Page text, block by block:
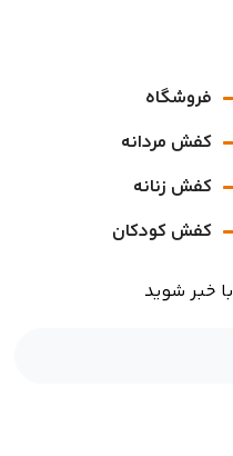
فروشگاه
کفش مردانه
کفش زنانه
کفش کودکان
با خبر شوید